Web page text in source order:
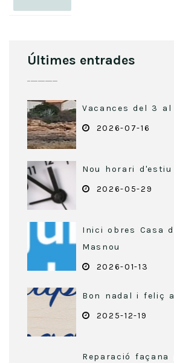
Últimes entrades
Vacances del 3
2026-07-16
Nou horari d'estiu
2026-05-29
Inici obres Casa
Masnou
2026-01-13
Bon nadal i feliç
2025-12-19
Reparació